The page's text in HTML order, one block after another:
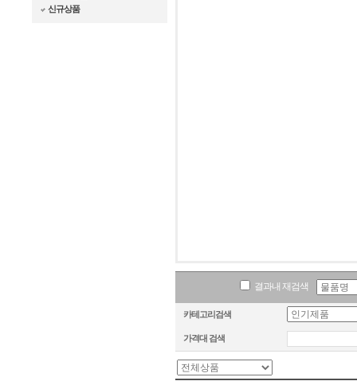
신규상품
결과내 재검색
카테고리검색
가격대 검색